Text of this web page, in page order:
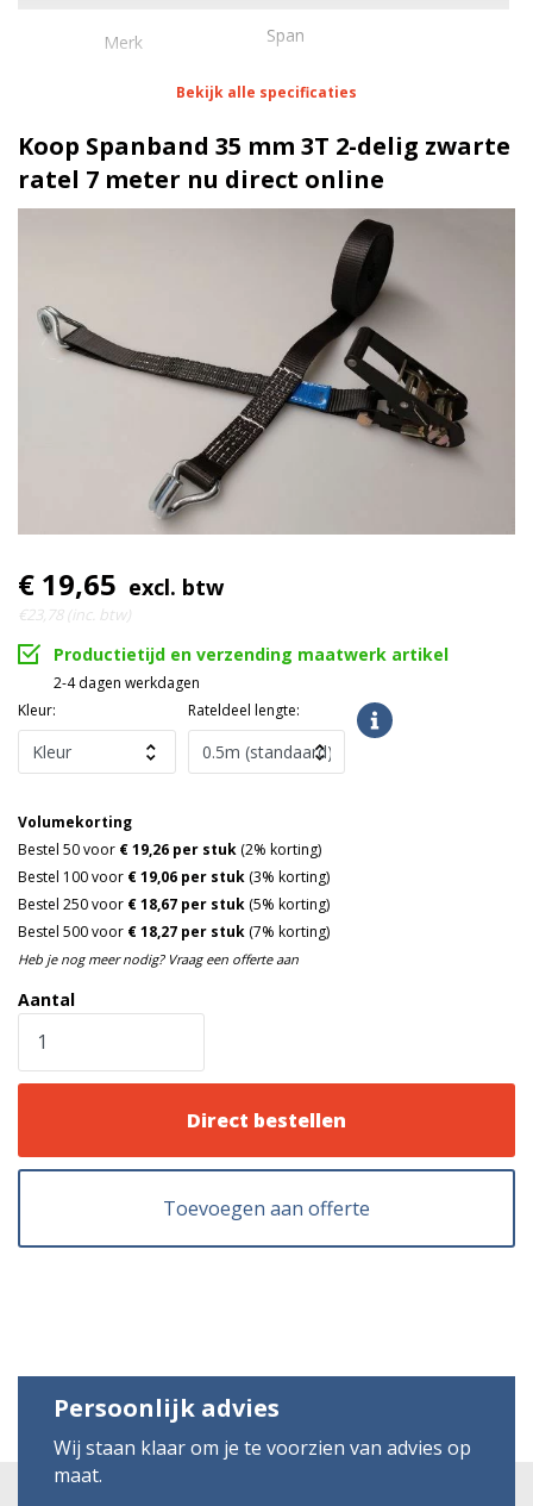
Merk Span
ratel 7 meter
Lengte 1 meter
180 daN
Haak Spitshaak
Blokratel zwart | 3 Ton
Bekijk alle specificaties
Koop Spanband 35 mm 3T 2-delig zwarte
ratel 7 meter nu direct online
€ 19,65 excl. btw
€23,78 (inc. btw)
Productietijd en verzending maatwerk artikel
2-4 dagen werkdagen
Kleur:
Rateldeel lengte:
Aantal
Volumekorting
Bestel 50 voor € 19,26 per stuk (2% korting)
Bestel 100 voor € 19,06 per stuk (3% korting)
Bestel 250 voor € 18,67 per stuk (5% korting)
Bestel 500 voor € 18,27 per stuk (7% korting)
Heb je nog meer nodig? Vraag een offerte aan
Direct bestellen
Toevoegen aan offerte
Persoonlijk advies
Wij staan klaar om je te voorzien van advies op
maat.